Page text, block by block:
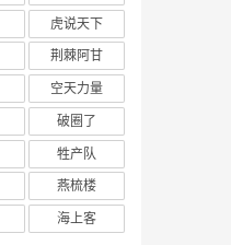
虎说天下
荆棘阿甘
空天力量
破圈了
牲产队
燕梳楼
海上客